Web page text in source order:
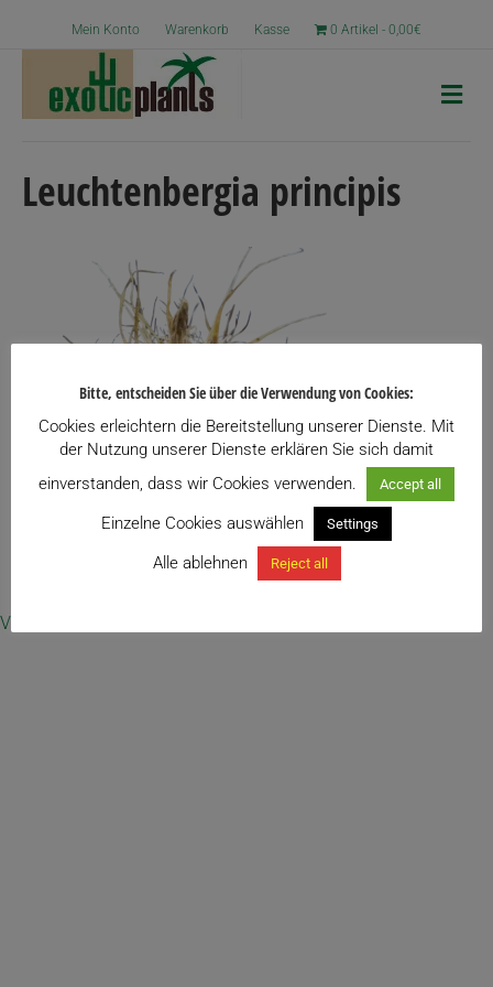
Mein Konto Warenkorb Kasse 0 Artikel 0,00€
N
a
Leuchtenbergia principis
← Leuchtenbergia principis
Vertrag widerrufen
Bitte, entscheiden Sie über die Verwendung von Cookies:
Cookies erleichtern die Bereitstellung unserer Dienste. Mit
der Nutzung unserer Dienste erklären Sie sich damit
einverstanden, dass wir Cookies verwenden.
Accept all
Einzelne Cookies auswählen Settings
Alle ablehnen Reject all